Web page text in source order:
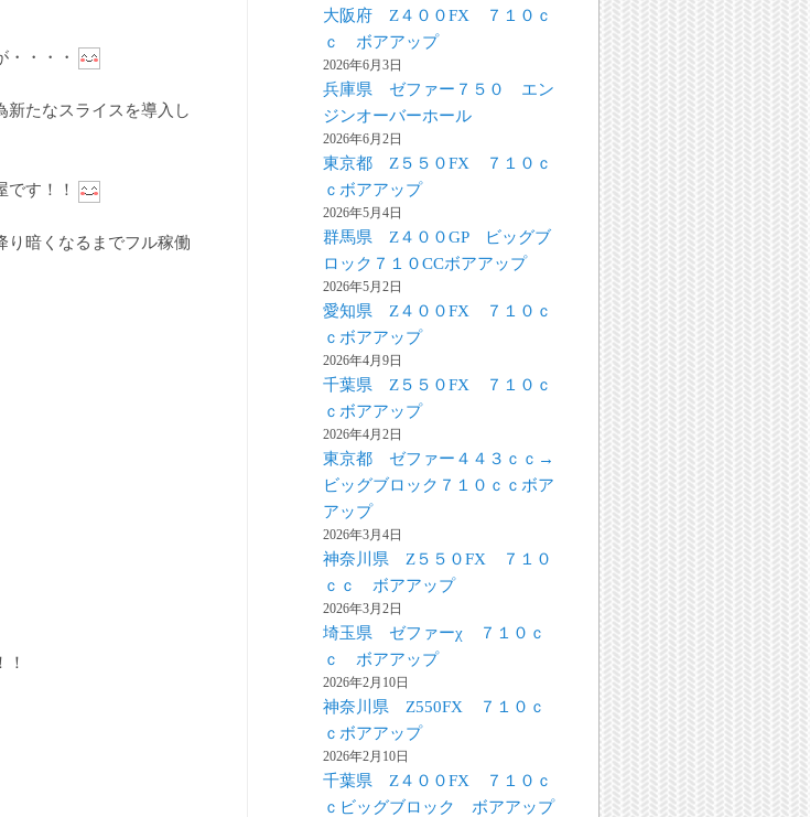
・・・
新たなスライスを導入し
す！！
り暗くなるまでフル稼働
大阪府 Z４００FX ７１０ｃ
ｃ ボアアップ
2026年6月3日
兵庫県 ゼファー７５０ エン
ジンオーバーホール
2026年6月2日
東京都 Z５５０FX ７１０ｃ
ｃボアアップ
2026年5月4日
群馬県 Z４００GP ビッグブ
ロック７１０CCボアアップ
2026年5月2日
愛知県 Z４００FX ７１０ｃ
ｃボアアップ
2026年4月9日
千葉県 Z５５０FX ７１０ｃ
ｃボアアップ
2026年4月2日
東京都 ゼファー４４３ｃｃ→
ビッグブロック７１０ｃｃボア
アップ
2026年3月4日
神奈川県 Z５５０FX ７１０
ｃｃ ボアアップ
2026年3月2日
埼玉県 ゼファーχ ７１０ｃ
ｃ ボアアップ
2026年2月10日
神奈川県 Z550FX ７１０ｃ
ｃボアアップ
2026年2月10日
千葉県 Z４００FX ７１０ｃ
ｃビッグブロック ボアアップ